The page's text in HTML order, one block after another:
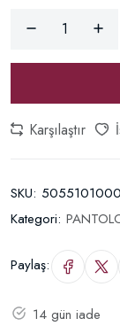
Karşılaştır
SKU:
Kategori:
Paylaş:
14 gün iade